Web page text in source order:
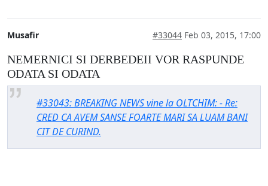
Musafir #33044 Feb 03, 2015, 17:00
NEMERNICI SI DERBEDEII VOR RASPUNDE
ODATA SI ODATA
#33043: BREAKING NEWS vine la OLTCHIM: - Re:
CRED CA AVEM SANSE FOARTE MARI SA LUAM BANI
CIT DE CURIND.